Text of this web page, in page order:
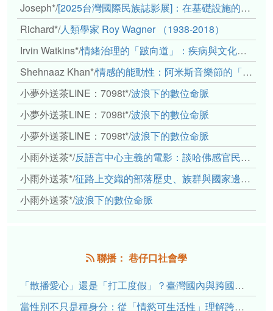
Joseph*/[2025台灣國際民族誌影展]：在基礎設施的邊緣，聆聽人的呼吸
Richard*/人類學家 Roy Wagner （1938-2018）
Irvin Watkins*/情緒治理的「跛向道」：疾病與文化象徵的轉變舉例
Shehnaaz Khan*/情感的能動性：阿米斯音樂節的「對話觀察」
小夢外送茶LINE：7098t*/波浪下的數位命脈
小夢外送茶LINE：7098t*/波浪下的數位命脈
小夢外送茶LINE：7098t*/波浪下的數位命脈
小雨外送茶*/反語言中心主義的電影：談哈佛感官民族誌實驗室
小雨外送茶*/征路上交織的部落歷史、族群與國家邊界敘事： 《路有多長》、《高砂的翅膀》、《檔案／李光輝》
小雨外送茶*/波浪下的數位命脈
聯播： 巷仔口社會學
「散播愛心」還是「打工度假」？臺灣國內與跨國捐卵的利他修辭、金錢動機與身體代價
當性別不只是種身分：從「情慾可生活性」理解跨性別者的身體、慾望與認同探索